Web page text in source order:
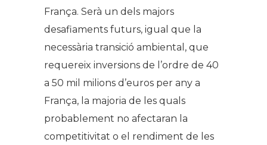
França. Serà un dels majors
desafiaments futurs, igual que la
necessària transició ambiental, que
requereix inversions de l’ordre de 40
a 50 mil milions d’euros per any a
França, la majoria de les quals
probablement no afectaran la
competitivitat o el rendiment de les